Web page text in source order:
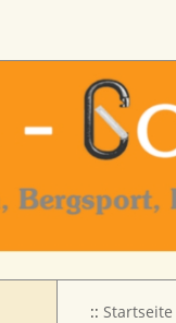
:: Startseite